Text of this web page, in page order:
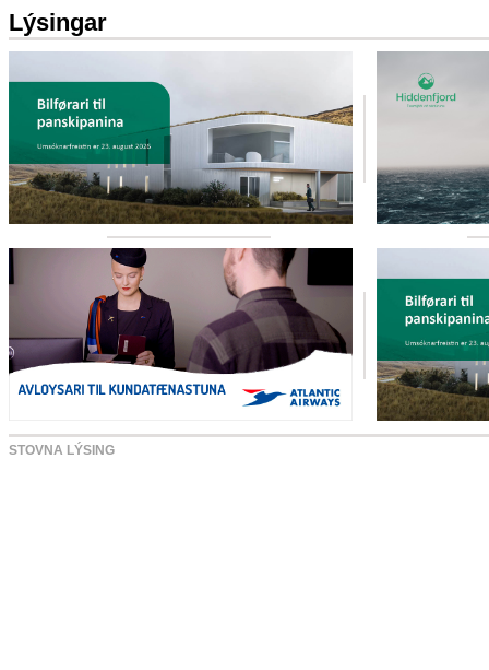
Lýsingar
STOVNA LÝSING